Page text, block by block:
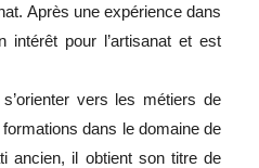
Après une expérience dans
intérêt pour l’artisanat et est
vers les métiers de
dans le domaine de
ancien, il obtient son titre de